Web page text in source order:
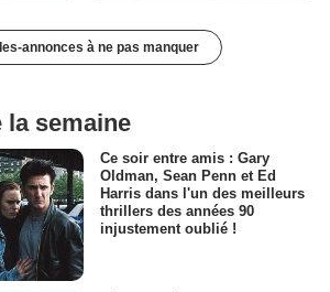
annonces à ne pas manquer
la semaine
Ce soir entre amis : Gary
Oldman, Sean Penn et Ed
Harris dans l'un des meilleurs
thrillers des années 90
injustement oublié !